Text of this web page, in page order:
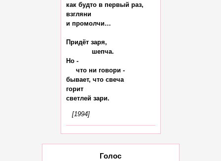
как будто в первый раз,
взгляни
и промолчи…
Придёт заря,
             шепча.
Но -
     что ни говори -
бывает, что свеча
горит
[1994]
Голос